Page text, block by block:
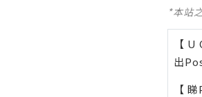
*本站
【
出
【